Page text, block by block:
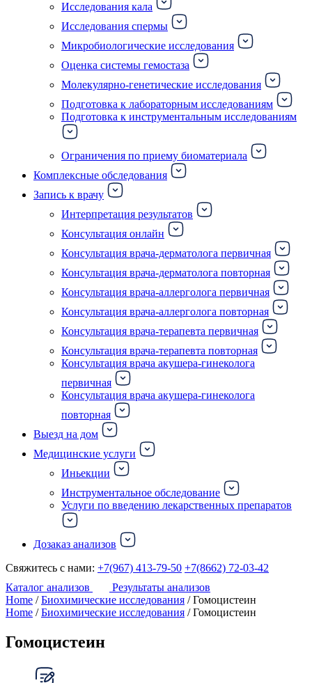
Исследования кала
Исследования спермы
Микробиологические исследования
Оценка системы гемостаза
Молекулярно-генетические исследования
Подготовка к лабораторным исследованиям
Подготовка к инструментальным исследованиям
Ограничения по приему биоматериала
Комплексные обследования
Запись к врачу
Интерпретация результатов
Консультация онлайн
Консультация врача-дерматолога первичная
Консультация врача-дерматолога повторная
Консультация врача-аллерголога первичная
Консультация врача-аллерголога повторная
Консультация врача-терапевта первичная
Консультация врача-терапевта повторная
Консультация врача акушера-гинеколога
первичная
Консультация врача акушера-гинеколога
повторная
Выезд на дом
Медицинские услуги
Иньекции
Инструментальное обследование
Услуги по введению лекарственных препаратов
Дозаказ анализов
Свяжитесь с нами: +7(967) 413-79-50 +7(8662) 72-03-42
Каталог анализов
Результаты анализов
Home /Биохимические исследования / Гомоцистеин
Home /Биохимические исследования / Гомоцистеин
Гомоцистеин